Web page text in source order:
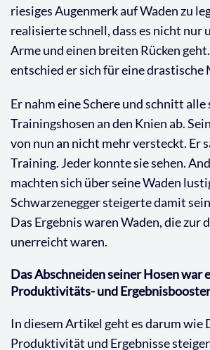
riesiges Augenmerk auf Waden zu
realisierte schnell, dass es nicht nur
Arme und einen breiten Rücken
entschied er sich für eine drastische
Er nahm eine Schere und schnitt alle
Trainingshosen an den Knien ab.
von nun an nicht mehr versteckt. Er
Training. Jeder konnte sie sehen.
machten sich über seine Waden
Schwarzenegger steigerte damit
Das Ergebnis waren Waden, die zur
unerreicht waren.
Das Abschneiden seiner Hosen war
Produktivitäts- und Ergebnisbooster
In diesem Artikel geht es darum wie
Produktivität und Ergebnisse